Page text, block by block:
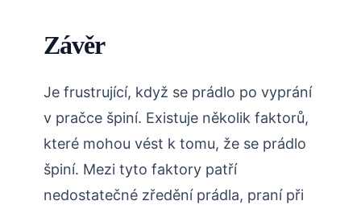
Závěr
Je frustrující, když se prádlo po vyprání
v pračce špiní. Existuje několik faktorů,
které mohou vést k tomu, že se prádlo
špiní. Mezi tyto faktory patří
nedostatečné zředění prádla, praní při